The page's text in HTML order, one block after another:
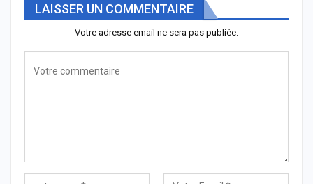
LAISSER UN COMMENTAIRE
Votre adresse email ne sera pas publiée.